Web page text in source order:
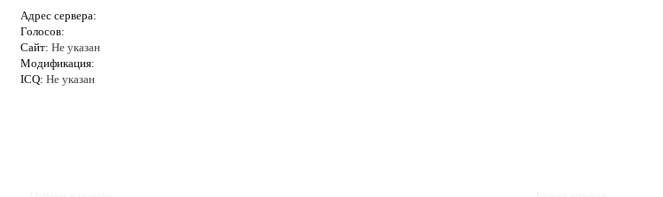
Адрес сервера:
Голосов:
Сайт: Не указан
Модификация:
ICQ: Не указан